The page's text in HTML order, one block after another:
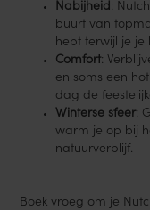
Nabijheid:
buurt van
hebt terwijl je je
Comfort:
en soms een
dag de
Winterse sfeer:
warm je op bij
natuurverblijf.
Boek vroeg om je